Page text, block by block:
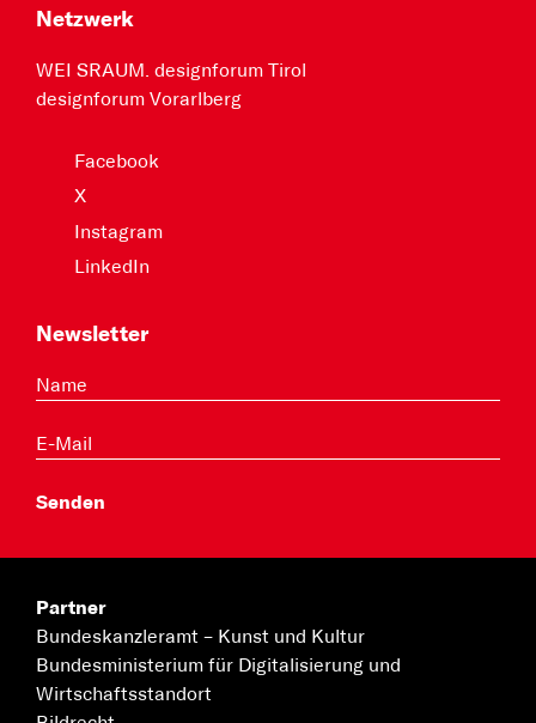
Netzwerk
WEI SRAUM. designforum Tirol
designforum Vorarlberg
Facebook
X
Instagram
LinkedIn
Newsletter
Partner
Bundeskanzleramt – Kunst und Kultur
Bundesministerium für Digitalisierung und
Wirtschaftsstandort